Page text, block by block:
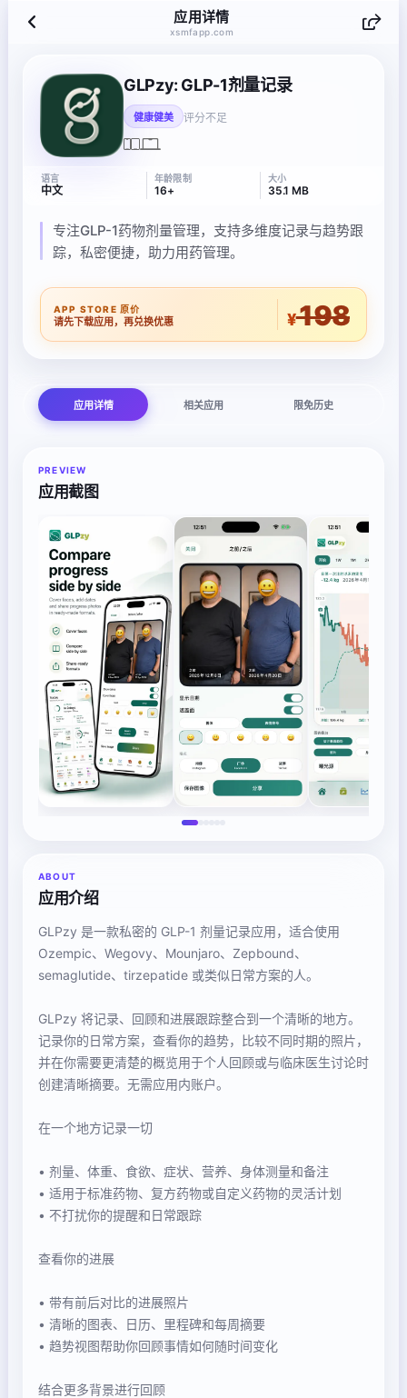
应用详情
xsmfapp.com
GLPzy: GLP-1剂量记录
健康健美 评分不足
语言
中文
年龄限制
16+
大小
35.1 MB
专注GLP-1药物剂量管理，支持多维度记录与趋势跟
踪，私密便捷，助力用药管理。
APP STORE 原价
请先下载应用，再兑换优惠 ¥198
应用详情 相关应用 限免历史
PREVIEW
应用截图
ABOUT
应用介绍
GLPzy 是一款私密的 GLP-1 剂量记录应用，适合使用
Ozempic、Wegovy、Mounjaro、Zepbound、
semaglutide、tirzepatide 或类似日常方案的人。
GLPzy 将记录、回顾和进展跟踪整合到一个清晰的地方。
记录你的日常方案，查看你的趋势，比较不同时期的照片，
并在你需要更清楚的概览用于个人回顾或与临床医生讨论时
创建清晰摘要。无需应用内账户。
在一个地方记录一切
• 剂量、体重、食欲、症状、营养、身体测量和备注
• 适用于标准药物、复方药物或自定义药物的灵活计划
• 不打扰你的提醒和日常跟踪
查看你的进展
• 带有前后对比的进展照片
• 清晰的图表、日历、里程碑和每周摘要
• 趋势视图帮助你回顾事情如何随时间变化
结合更多背景进行回顾